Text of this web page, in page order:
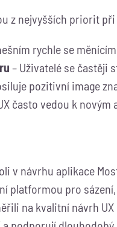
z nejvyšších priorit
rychle se
– Uživatelé se častěji
pozitivní image
často vedou k
v návrhu aplikace
platformou pro
na kvalitní návrh